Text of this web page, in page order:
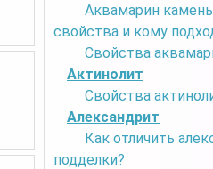
Аквамарин
свойства и кому
Свойства
Актинолит
Свойства
Александрит
Как отличить
подделки?